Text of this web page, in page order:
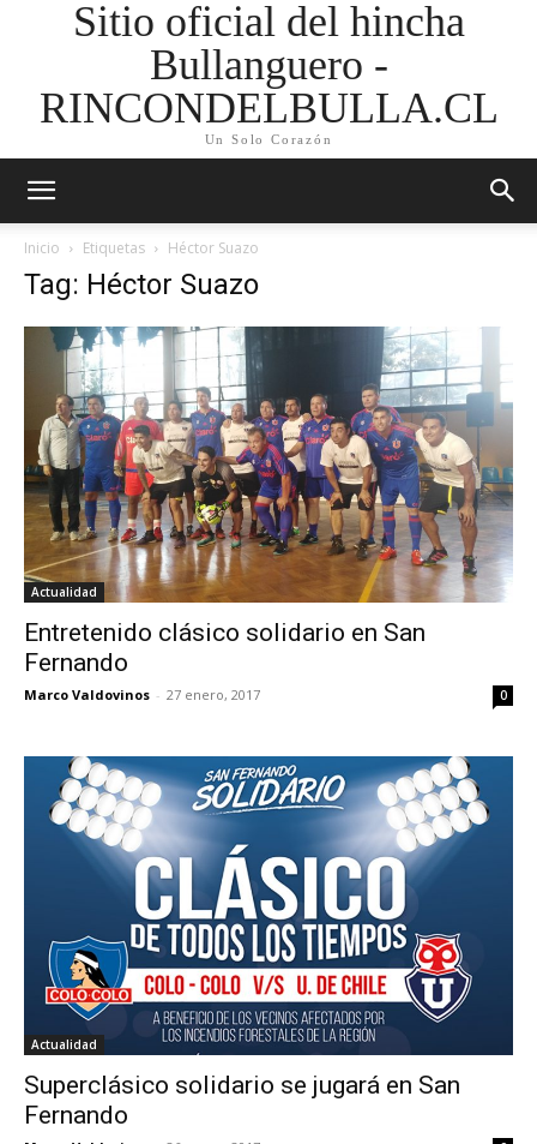
Sitio oficial del hincha
Bullanguero -
RINCONDELBULLA.CL
Un Solo Corazón
Inicio Etiquetas Héctor Suazo
Tag: Héctor Suazo
Actualidad
Entretenido clásico solidario en San
Fernando
Marco Valdovinos - 27 enero, 2017 0
Actualidad
Superclásico solidario se jugará en San
Fernando